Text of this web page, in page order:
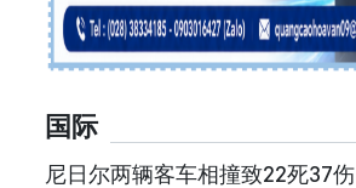
国际
尼日尔两辆客车相撞致22死37伤